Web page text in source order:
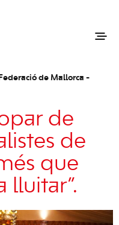
Federació de Mallorca -
de
de
que
lluitar”.